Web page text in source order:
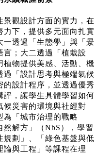
觀設計方面的實力，在
力下，提供多元面向扎實
一透過「生態學」與「景
言；大二透過「植栽設
植物提供美感、活動、機
過「設計思考與極端氣候
的設計程序，並透過優秀
評，讓學生具體學習如何
候災害的環境與社經對
為「城市治理的戰略
解方」（NbS），學習
規劃」、「綠色基盤與低
論與工程」等課程在理